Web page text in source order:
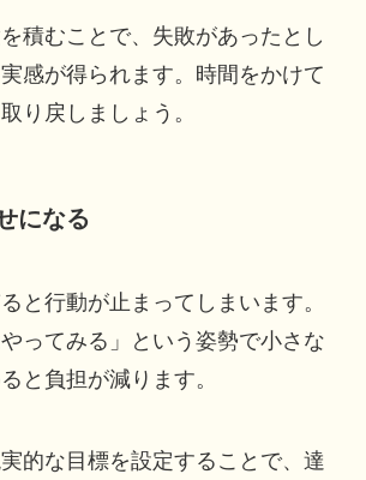
積むことで、失敗があったとし
感が得られます。時間をかけて
り戻しましょう。
になる
と行動が止まってしまいます。
ってみる」という姿勢で小さな
と負担が減ります。
的な目標を設定することで、達